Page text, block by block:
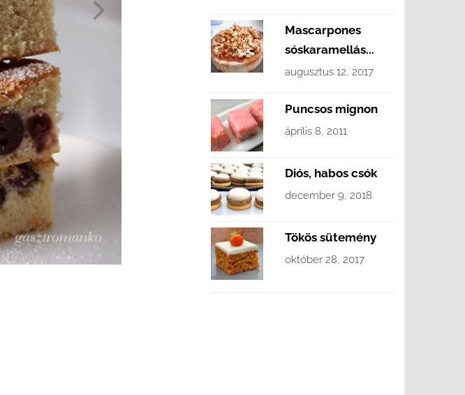
Mascarpones
sóskaramellás...
augusztus 12, 2017
Puncsos mignon
április 8, 2011
Diós, habos csók
december 9, 2018
Tökös sütemény
október 28, 2017